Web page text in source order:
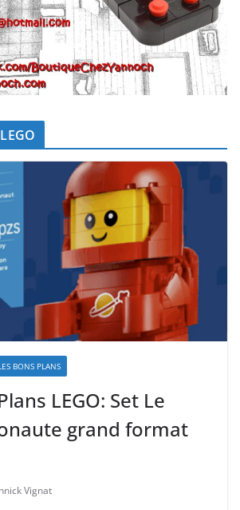
BONS PLANS
LEGO: Set Le
grand format
Vignat